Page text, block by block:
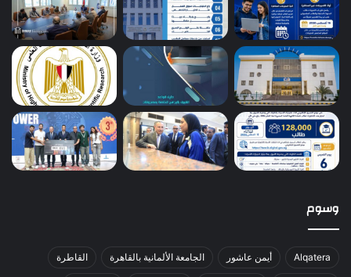
وسوم
Alqatera أيمن عاشور الجامعة الألمانية بالقاهرة القاطرة